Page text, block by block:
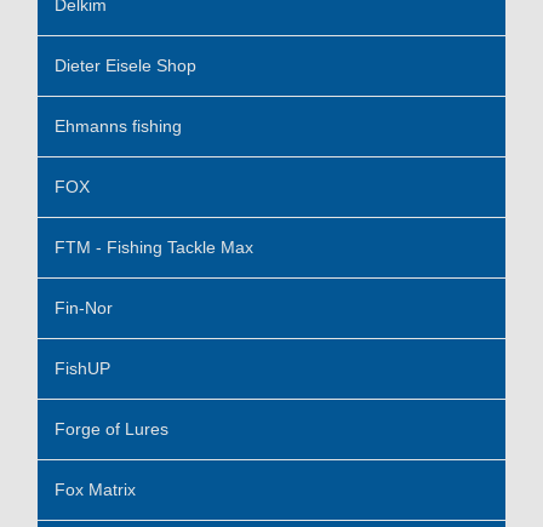
Delkim
Dieter Eisele Shop
Ehmanns fishing
FOX
FTM - Fishing Tackle Max
Fin-Nor
FishUP
Forge of Lures
Fox Matrix